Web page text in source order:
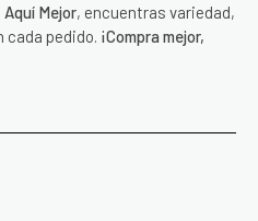
Aquí Mejor, encuentras variedad,
cada pedido. ¡Compra mejor,